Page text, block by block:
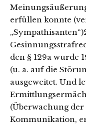
erfüllen konnte
den § 129a wurde
(u. a. auf die
ausgeweitet. Und
(Überwachung
Kommunikation,